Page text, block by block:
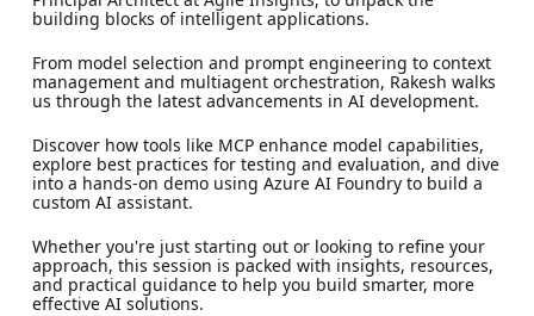
building blocks of intelligent applications.
From model selection and prompt engineering to context
management and multiagent orchestration, Rakesh walks
us through the latest advancements in AI development.
Discover how tools like MCP enhance model capabilities,
explore best practices for testing and evaluation, and dive
into a hands-on demo using Azure AI Foundry to build a
custom AI assistant.
Whether you're just starting out or looking to refine your
approach, this session is packed with insights, resources,
and practical guidance to help you build smarter, more
effective AI solutions.